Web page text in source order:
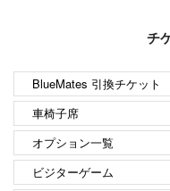
チ
BlueMates 引換チケット
車椅子席
オプション一覧
ビジターゲーム